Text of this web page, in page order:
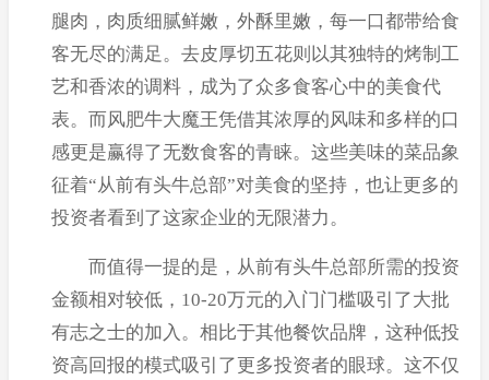
腿肉，肉质细腻鲜嫩，外酥里嫩，每一口都带给食
客无尽的满足。去皮厚切五花则以其独特的烤制工
艺和香浓的调料，成为了众多食客心中的美食代
表。而风肥牛大魔王凭借其浓厚的风味和多样的口
感更是赢得了无数食客的青睐。这些美味的菜品象
征着“从前有头牛总部”对美食的坚持，也让更多的
投资者看到了这家企业的无限潜力。
而值得一提的是，从前有头牛总部所需的投资
金额相对较低，10-20万元的入门门槛吸引了大批
有志之士的加入。相比于其他餐饮品牌，这种低投
资高回报的模式吸引了更多投资者的眼球。这不仅